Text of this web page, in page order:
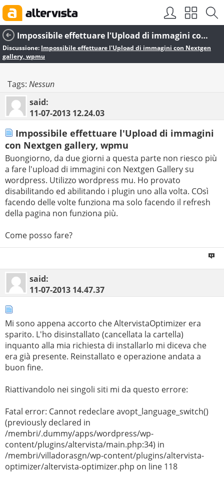
Impossibile effettuare l'Upload di immagini con Nextgen gallery, wpmu
Discussione: Impossibile effettuare l'Upload di immagini con Nextgen
gallery, wpmu
Tags: Nessun
said:
11-07-2013 12.24.03
Impossibile effettuare l'Upload di immagini
con Nextgen gallery, wpmu
Buongiorno, da due giorni a questa parte non riesco più
a fare l'upload di immagini con Nextgen Gallery su
wordpress. Utilizzo wordpress mu. Ho provato
disabilitando ed abilitando i plugin uno alla volta. COsì
facendo delle volte funziona ma solo facendo il refresh
della pagina non funziona più.
Come posso fare?
said:
11-07-2013 14.47.37
Mi sono appena accorto che AltervistaOptimizer era
sparito. L'ho disinstallato (cancellata la cartella)
inquanto alla mia richiesta di installarlo mi diceva che
era già presente. Reinstallato e operazione andata a
buon fine.
Riattivandolo nei singoli siti mi da questo errore:
Fatal error: Cannot redeclare avopt_language_switch()
(previously declared in
/membri/.dummy/apps/wordpress/wp-
content/plugins/altervista/main.php:34) in
/membri/villadorasgn/wp-content/plugins/altervista-
optimizer/altervista-optimizer.php on line 118